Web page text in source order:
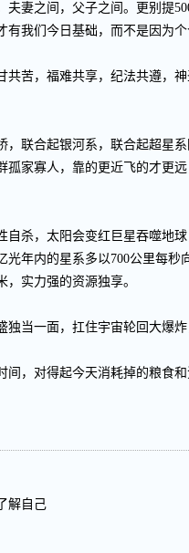
夫妻之间，父子之间。更别提
有我们今日基础，而不是因为
共苦，福难共享，纪法共遵，
，联合起银河系，联合起超星
孤家寡人，靠的更近飞的才更
自杀，太阳会变红巨星吞噬地
光年内的星系多以700公里每
实力强的资源独享。
独当一面，扛住宇宙轮回大爆
间，对得起今天消耗掉的粮食
解自己